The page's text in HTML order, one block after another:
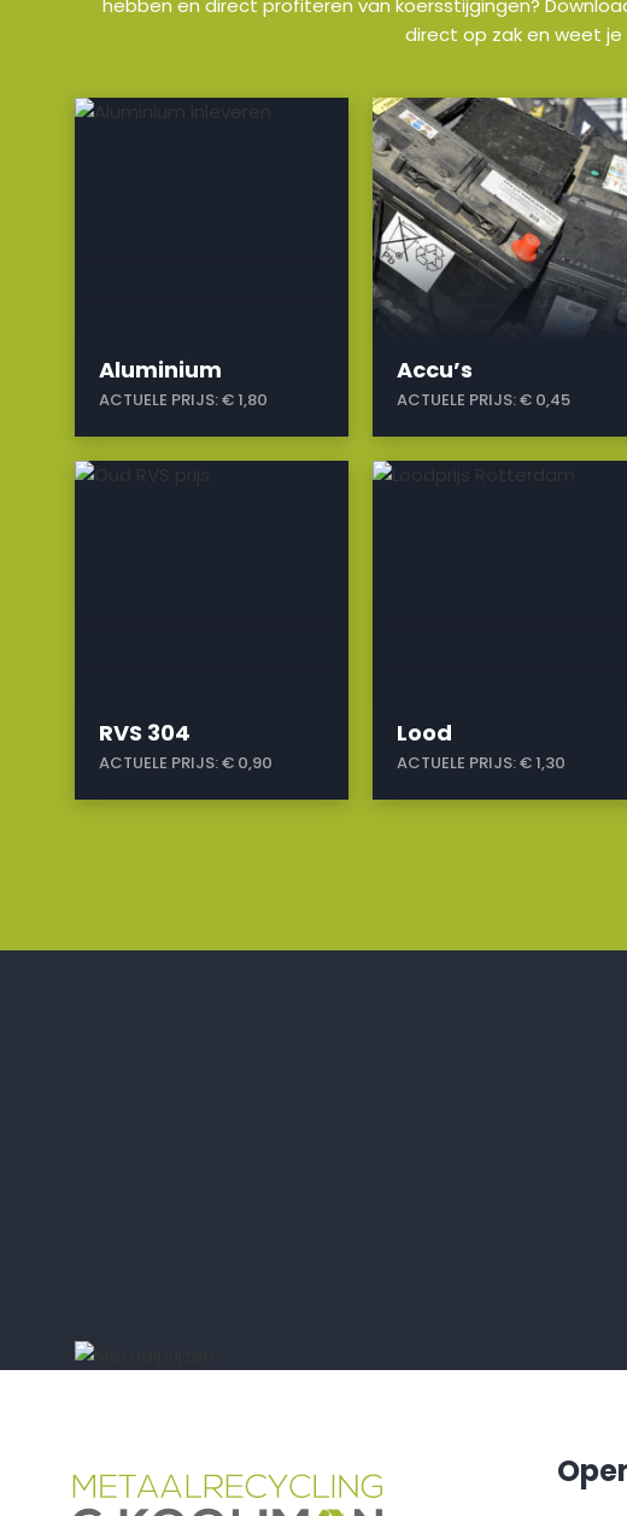
hebben en direct profiteren van koersstijgingen?
direct op zak en weet
Aluminium
ACTUELE PRIJS:€ 1,80
a
Accu’s
ACTUELE PRIJS:€ 0,45
a
RVS 304
ACTUELE PRIJS:€ 0,90
a
Lood
ACTUELE PRIJS:€ 1,30
a